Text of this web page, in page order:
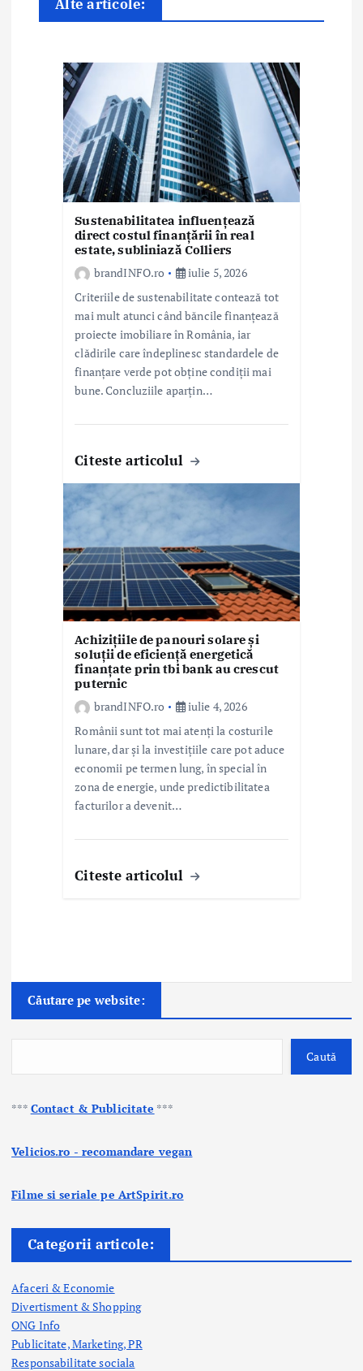
a
Alte articole:
Sustenabilitatea influențează
direct costul finanțării în real
estate, subliniază Colliers
brandINFO.ro
iulie 5, 2026
Criteriile de sustenabilitate contează tot
mai mult atunci când băncile finanțează
proiecte imobiliare în România, iar
clădirile care îndeplinesc standardele de
finanțare verde pot obține condiții mai
bune. Concluziile aparțin…
Citeste articolul
Achizițiile de panouri solare și
soluții de eficiență energetică
finanțate prin tbi bank au crescut
puternic
brandINFO.ro
iulie 4, 2026
Românii sunt tot mai atenți la costurile
lunare, dar și la investițiile care pot aduce
economii pe termen lung, în special în
zona de energie, unde predictibilitatea
facturilor a devenit…
Citeste articolul
Căutare pe website:
Caută
*** Contact & Publicitate ***
Velicios.ro - recomandare vegan
Filme si seriale pe ArtSpirit.ro
Categorii articole:
Afaceri & Economie
Divertisment & Shopping
ONG Info
Publicitate, Marketing, PR
Responsabilitate sociala